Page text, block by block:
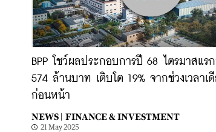
BPP โชว์ผลประกอบการปี 68 ไตรมาสแร
574 ล้านบาท เติบโต 19% จากช่วงเวลาเ
ก่อนหน้า
NEWS | FINANCE & INVESTMENT
21 May 2025